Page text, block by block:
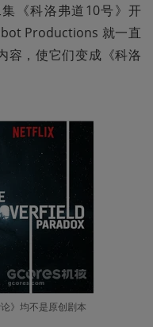
《科洛弗道10号》开
Productions 就一直
容，使它们变成《科洛
》均不是原创剧本